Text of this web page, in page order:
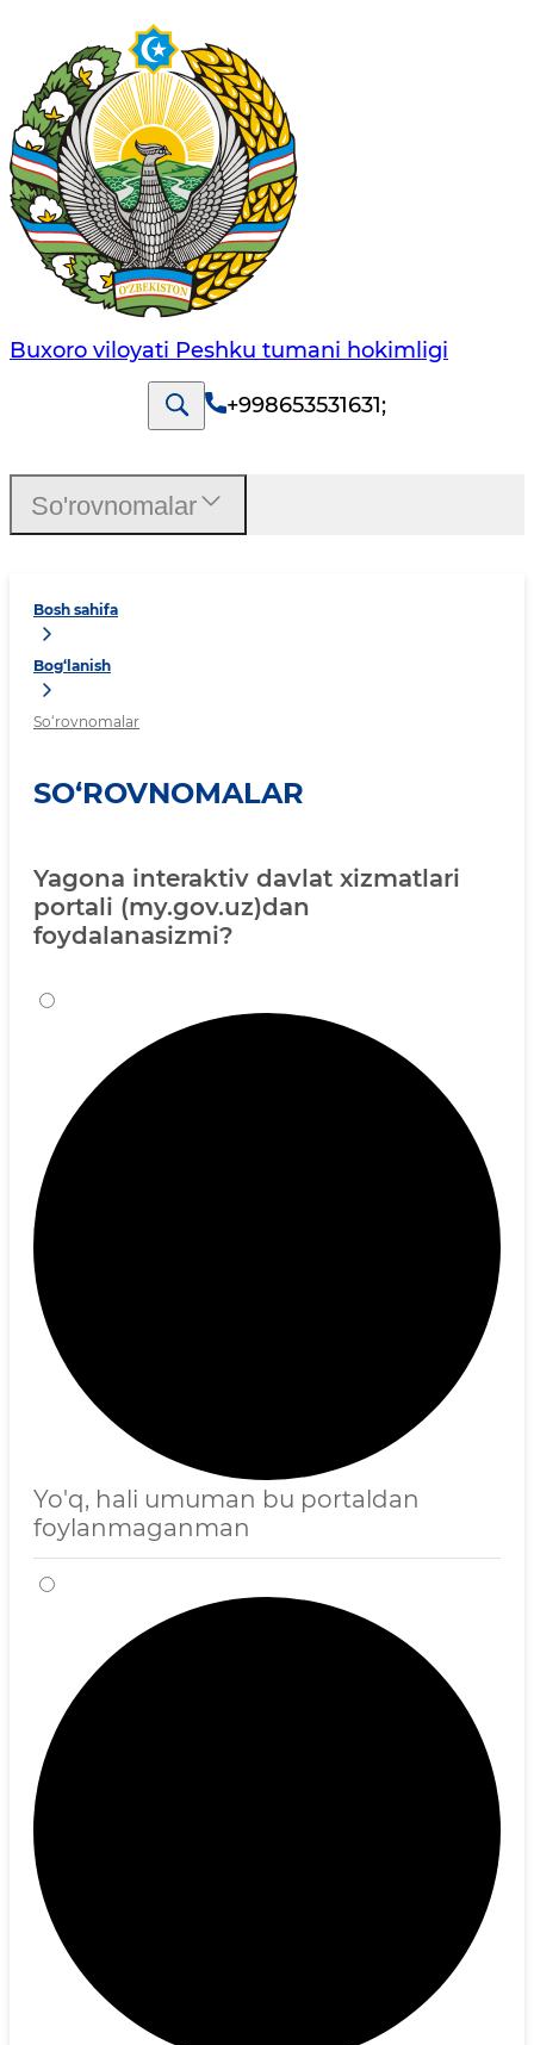
Buxoro viloyati Peshku tumani hokimligi
+998653531631;
Bosh sahifa
Bog‘lanish
So‘rovnomalar
SO‘ROVNOMALAR
Yagona interaktiv davlat xizmatlari
portali (my.gov.uz)dan
foydalanasizmi?
Yo'q, hali umuman bu portaldan
foylanmaganman
So'rovnomalar